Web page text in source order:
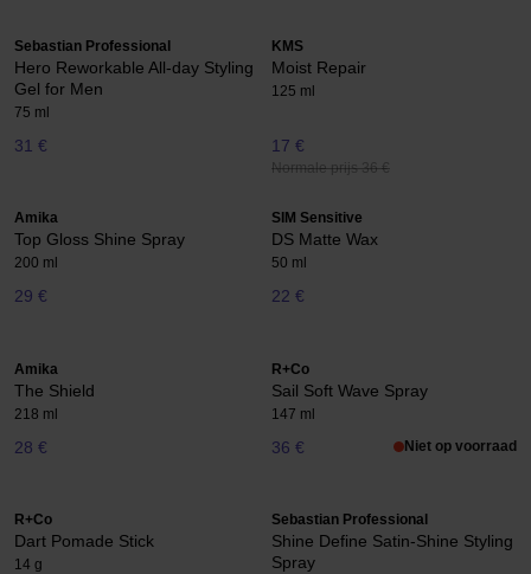
Sebastian Professional
Hero Reworkable All-day Styling
Gel for Men
75 ml
31 €
KMS
Moist Repair
125 ml
17 €
Normale prijs 36 €
Amika
Top Gloss Shine Spray
200 ml
29 €
SIM Sensitive
DS Matte Wax
50 ml
22 €
Amika
The Shield
218 ml
28 €
R+Co
Sail Soft Wave Spray
147 ml
36 € Niet op voorraad
R+Co
Dart Pomade Stick
14 g
Sebastian Professional
Shine Define Satin-Shine Styling
Spray